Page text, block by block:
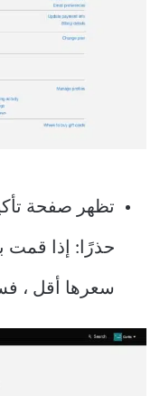
تظهر صفحة
حذرًا: إذا قمت
سعرها أقل ،